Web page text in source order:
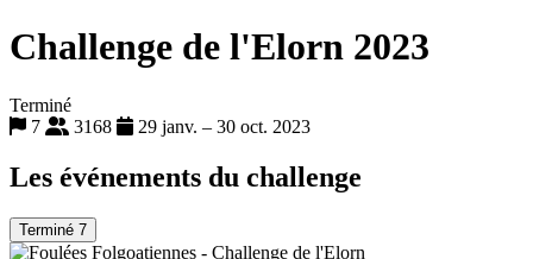
Challenge de l'Elorn 2023
Terminé
7
3168 29 janv. – 30 oct. 2023
Les événements du challenge
Terminé 7